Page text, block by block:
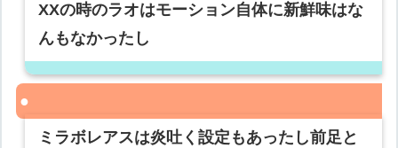
XXの時のラオはモーション自体に新鮮味はな
んもなかったし
ミラボレアスは炎吐く設定もあったし前足と